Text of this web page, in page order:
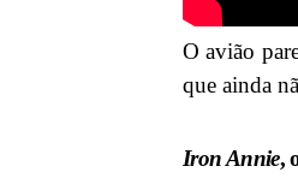
O avião
que ainda
Iron Annie,